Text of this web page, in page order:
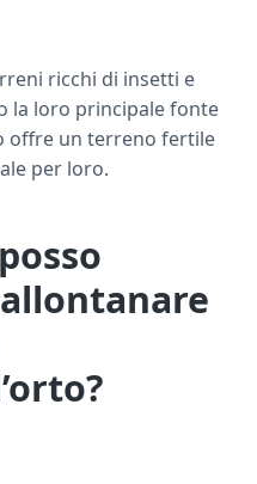
ricchi di insetti e
la loro principale fonte
offre un terreno fertile
per loro.